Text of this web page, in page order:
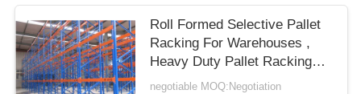
Roll Formed Selective Pallet
Racking For Warehouses ,
Heavy Duty Pallet Racking
System
negotiable MOQ:Negotiation